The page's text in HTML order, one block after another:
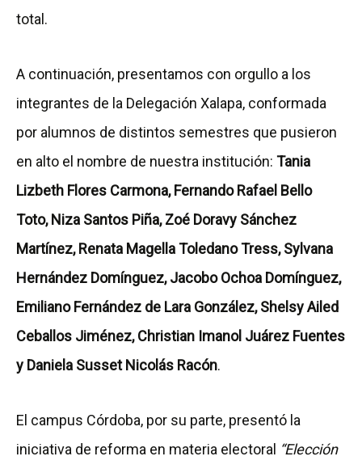
total.
A continuación, presentamos con orgullo a los
integrantes de la Delegación Xalapa, conformada
por alumnos de distintos semestres que pusieron
en alto el nombre de nuestra institución: Tania
Lizbeth Flores Carmona, Fernando Rafael Bello
Toto, Niza Santos Piña, Zoé Doravy Sánchez
Martínez, Renata Magella Toledano Tress, Sylvana
Hernández Domínguez, Jacobo Ochoa Domínguez,
Emiliano Fernández de Lara González, Shelsy Ailed
Ceballos Jiménez, Christian Imanol Juárez Fuentes
y Daniela Susset Nicolás Racón.
El campus Córdoba, por su parte, presentó la
iniciativa de reforma en materia electoral “Elección